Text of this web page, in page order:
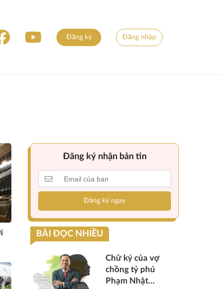
Đăng ký Đăng nhập
Đăng ký nhận bản tin
Đăng ký ngay
BÀI ĐỌC NHIỀU
Chữ ký của vợ
chồng tỷ phú
Phạm Nhật